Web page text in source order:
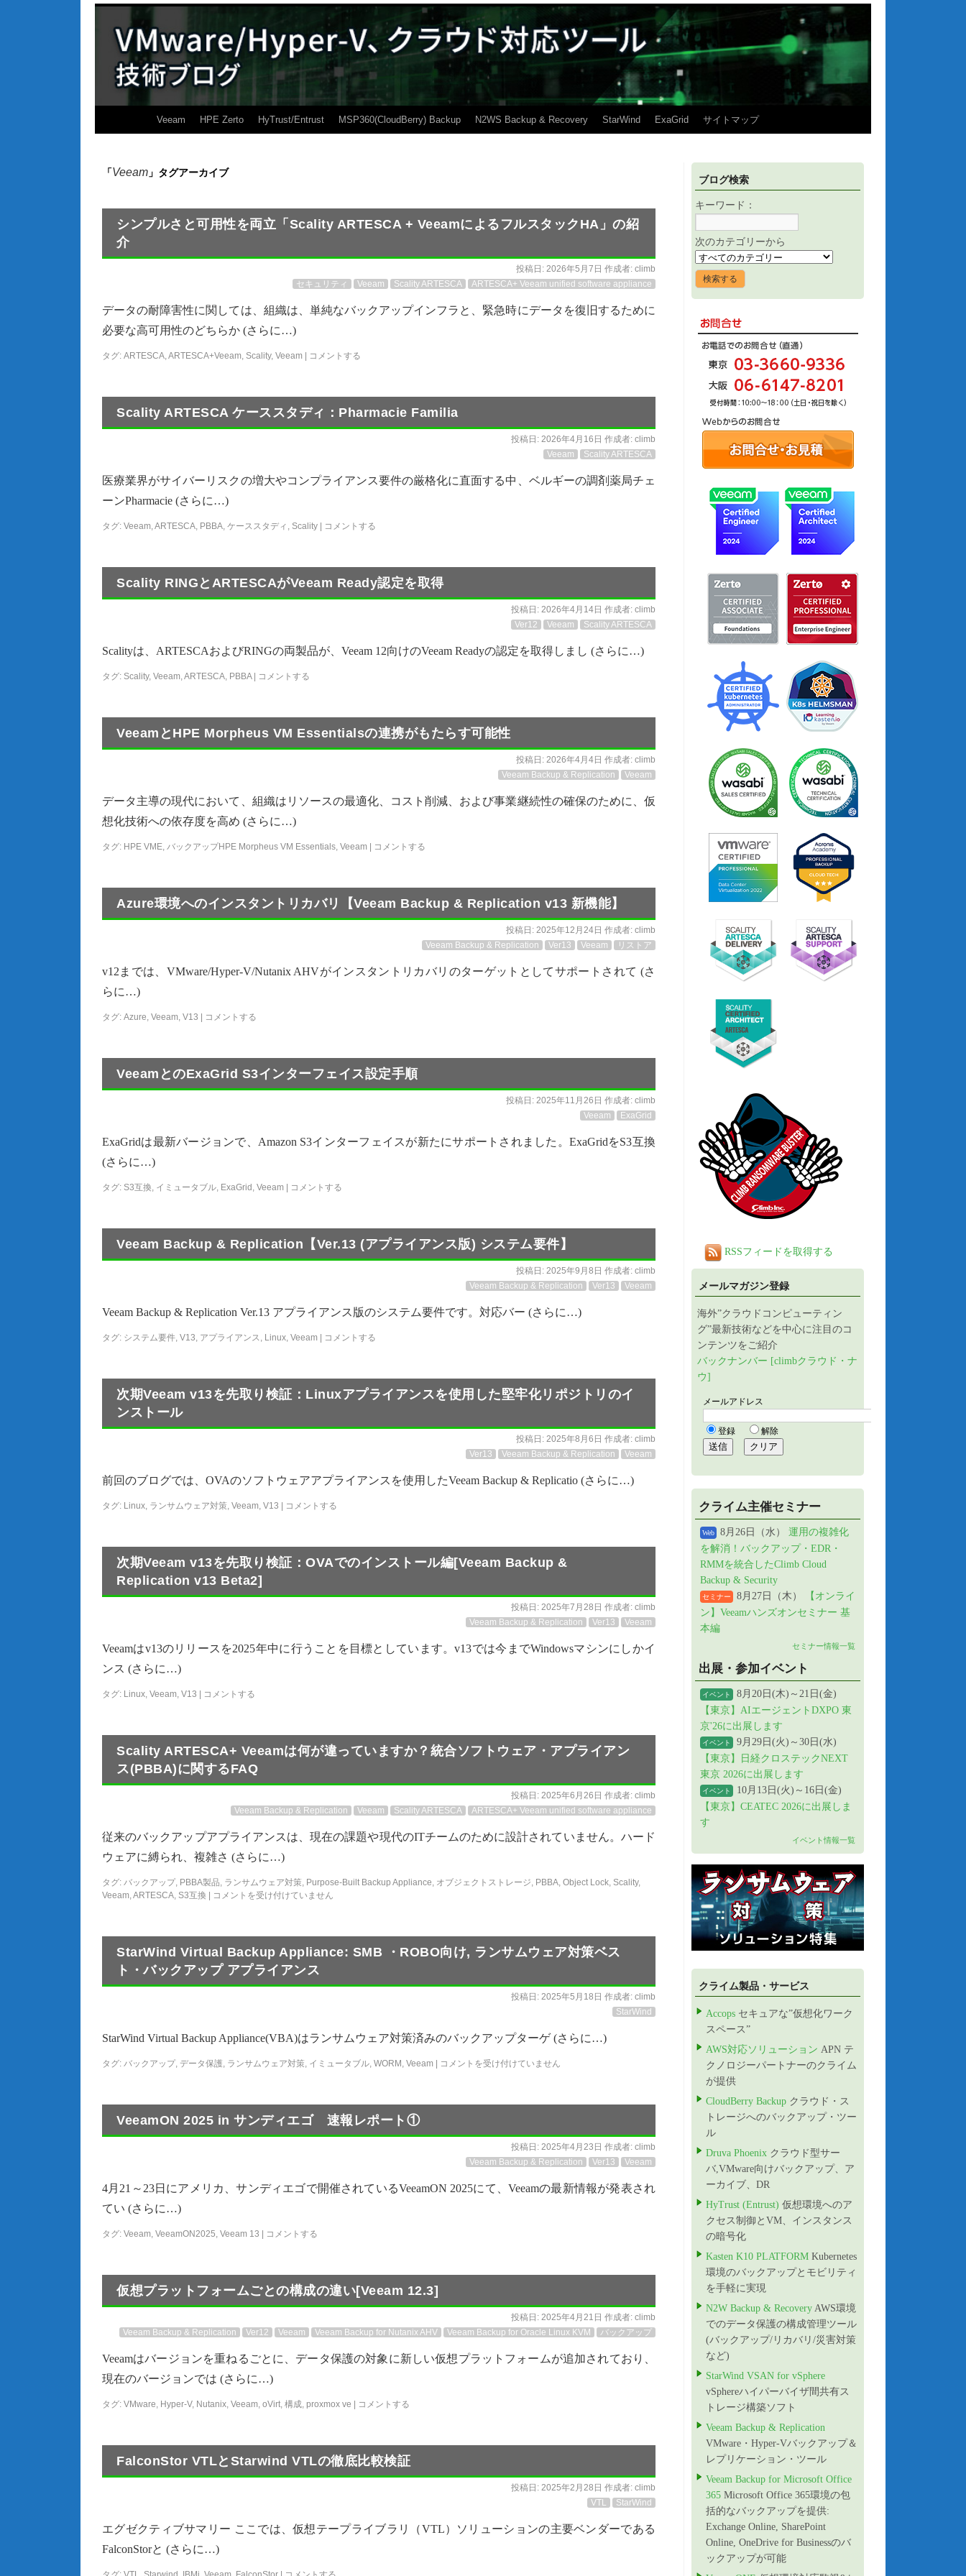
Veeam HPE Zerto HyTrust/Entrust MSP360(CloudBerry) Backup N2WS Backup & Recovery StarWind ExaGrid サイトマップ
「Veeam 」タグアーカイブ
シンプルさと可用性を両立「Scality ARTESCA + VeeamによるフルスタックHA」の紹
介
投稿日: 2026年5月7日 作成者: climb
セキュリティ
Veeam Scality ARTESCA ARTESCA+ Veeam unified software appliance
データの耐障害性に関しては、組織は、単純なバックアップインフラと、緊急時にデータを復旧するために
必要な高可用性のどちらか (さらに…)
タグ: ARTESCA,ARTESCA+Veeam, Scality, Veeam | コメントする
Scality ARTESCA ケーススタディ：Pharmacie Familia
投稿日: 2026年4月16日 作成者: climb
Veeam
Scality ARTESCA
医療業界がサイバーリスクの増大やコンプライアンス要件の厳格化に直面する中、ベルギーの調剤薬局チェ
ーンPharmacie (さらに…)
タグ: Veeam,ARTESCA, PBBA, ケーススタディ , Scality | コメントする
Scality RINGとARTESCAがVeeam Ready認定を取得
投稿日: 2026年4月14日 作成者: climb
Ver12
Veeam Scality ARTESCA
Scalityは、ARTESCAおよびRINGの両製品が、Veeam 12向けのVeeam Readyの認定を取得しまし (さらに…)
タグ: Scality, Veeam,ARTESCA, PBBA | コメントする
VeeamとHPE Morpheus VM Essentialsの連携がもたらす可能性
投稿日: 2026年4月4日 作成者: climb
Veeam Backup & Replication
Veeam
データ主導の現代において、組織はリソースの最適化、コスト削減、および事業継続性の確保のために、仮
想化技術への依存度を高め (さらに…)
タグ: HPE VME, バックアップHPE Morpheus VM Essentials, Veeam | コメントする
Azure環境へのインスタントリカバリ【Veeam Backup & Replication v13 新機能】
投稿日: 2025年12月24日 作成者: climb
Veeam Backup & Replication
Ver13 Veeam リストア
v12までは、VMware/Hyper-V/Nutanix AHVがインスタントリカバリのターゲットとしてサポートされて (さ
らに…)
タグ: Azure, Veeam, V13 | コメントする
VeeamとのExaGrid S3インターフェイス設定手順
投稿日: 2025年11月26日 作成者: climb
Veeam
ExaGrid
ExaGridは最新バージョンで、Amazon S3インターフェイスが新たにサポートされました。ExaGridをS3互換
(さらに…)
タグ: S3互換, イミュータブル, ExaGrid, Veeam | コメントする
Veeam Backup & Replication【Ver.13 (アプライアンス版) システム要件】
投稿日: 2025年9月8日 作成者: climb
Veeam Backup & Replication
Ver13 Veeam
Veeam Backup & Replication Ver.13 アプライアンス版のシステム要件です。対応バー (さらに…)
タグ: システム要件, V13, アプライアンス, Linux, Veeam | コメントする
次期Veeam v13を先取り検証：Linuxアプライアンスを使用した堅牢化リポジトリのイ
ンストール
投稿日: 2025年8月6日 作成者: climb
Ver13
Veeam Backup & Replication Veeam
前回のブログでは、OVAのソフトウェアアプライアンスを使用したVeeam Backup & Replicatio (さらに…)
タグ: Linux, ランサムウェア対策, Veeam, V13 | コメントする
次期Veeam v13を先取り検証：OVAでのインストール編[Veeam Backup &
Replication v13 Beta2]
投稿日: 2025年7月28日 作成者: climb
Veeam Backup & Replication
Ver13 Veeam
Veeamはv13のリリースを2025年中に行うことを目標としています。v13では今までWindowsマシンにしかイ
ンス (さらに…)
タグ: Linux, Veeam, V13 | コメントする
Scality ARTESCA+ Veeamは何が違っていますか？統合ソフトウェア・アプライアン
ス(PBBA)に関するFAQ
投稿日: 2025年6月26日 作成者: climb
Veeam Backup & Replication
Veeam Scality ARTESCA ARTESCA+ Veeam unified software appliance
従来のバックアップアプライアンスは、現在の課題や現代のITチームのために設計されていません。ハード
ウェアに縛られ、複雑さ (さらに…)
タグ: バックアップ, PBBA製品, ランサムウェア対策, Purpose-Built Backup Appliance, オブジェクトストレージ, PBBA, Object Lock, Scality,
Veeam,ARTESCA, S3互換 | コメントを受け付けていません
StarWind Virtual Backup Appliance: SMB ・ROBO向け, ランサムウェア対策ベス
ト・バックアップ アプライアンス
投稿日: 2025年5月18日 作成者: climb
StarWind
StarWind Virtual Backup Appliance(VBA)はランサムウェア対策済みのバックアップターゲ (さらに…)
タグ: バックアップ, データ保護, ランサムウェア対策, イミュータブル, WORM, Veeam | コメントを受け付けていません
VeeamON 2025 in サンディエゴ 速報レポート①
投稿日: 2025年4月23日 作成者: climb
Veeam Backup & Replication
Ver13 Veeam
4月21～23日にアメリカ、サンディエゴで開催されているVeeamON 2025にて、Veeamの最新情報が発表され
てい (さらに…)
タグ: Veeam, VeeamON2025, Veeam 13 | コメントする
仮想プラットフォームごとの構成の違い[Veeam 12.3]
投稿日: 2025年4月21日 作成者: climb
Veeam Backup & Replication
Ver12 Veeam Veeam Backup for Nutanix AHV Veeam Backup for Oracle Linux KVM バックアップ
Veeamはバージョンを重ねるごとに、データ保護の対象に新しい仮想プラットフォームが追加されており、
現在のバージョンでは (さらに…)
タグ: VMware, Hyper-V, Nutanix, Veeam, oVirt, 構成, proxmox ve | コメントする
FalconStor VTLとStarwind VTLの徹底比較検証
投稿日: 2025年2月28日 作成者: climb
VTL
StarWind
エグゼクティブサマリー ここでは、仮想テープライブラリ（VTL）ソリューションの主要ベンダーである
FalconStorと (さらに…)
ブログ検索
キーワード：
次のカテゴリーから
RSSフィードを取得する
メールマガジン登録
海外”クラウドコンピューティン
グ”最新技術などを中心に注目のコ
ンテンツをご紹介
バックナンバー [climbクラウド・ナ
ウ]
クライム主催セミナー
Web 8月26日（水） 運用の複雑化
を解消！バックアップ・EDR・
RMMを統合したClimb Cloud
Backup & Security
セミナー 8月27日（木）
【オンライ
ン】Veeamハンズオンセミナー 基
本編
セミナー情報一覧
出展・参加イベント
イベント
8月20日(木)～21日(金)
【東京】AIエージェントDXPO 東
京'26に出展します
イベント
9月29日(火)～30日(水)
【東京】日経クロステックNEXT
東京 2026に出展します
イベント
10月13日(火)～16日(金)
【東京】CEATEC 2026に出展しま
す
イベント情報一覧
クライム製品・サービス
Accops セキュアな”仮想化ワーク
スペース”
AWS対応ソリューション APN テ
クノロジーパートナーのクライム
が提供
CloudBerry Backup クラウド・ス
トレージへのバックアップ・ツー
ル
Druva Phoenix クラウド型サー
バ,VMware向けバックアップ、ア
ーカイブ、DR
HyTrust (Entrust) 仮想環境へのア
クセス制御とVM、インスタンス
の暗号化
Kasten K10 PLATFORM Kubernetes
環境のバックアップとモビリティ
を手軽に実現
N2W Backup & Recovery AWS環境
でのデータ保護の構成管理ツール
(バックアップ/リカバリ/災害対策
など)
StarWind VSAN for vSphere
vSphereハイパーバイザ間共有ス
トレージ構築ソフト
Veeam Backup & Replication
VMware・Hyper-Vバックアップ＆
レプリケーション・ツール
Veeam Backup for Microsoft Office
365 Microsoft Office 365環境の包
括的なバックアップを提供:
Exchange Online, SharePoint
Online, OneDrive for Businessのバ
ックアップが可能